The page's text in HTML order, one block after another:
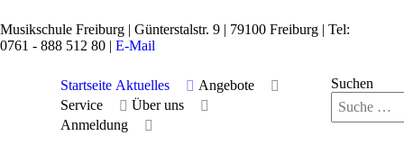
Musikschule Freiburg | Günterstalstr. 9 | 79100 Freiburg | Tel:
0761 - 888 512 80 | E-Mail
Startseite Aktuelles
Angebote
Service
Über uns
Anmeldung
Suchen